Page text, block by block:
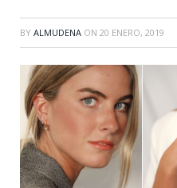
BY ALMUDENA ON 20 ENERO, 2019